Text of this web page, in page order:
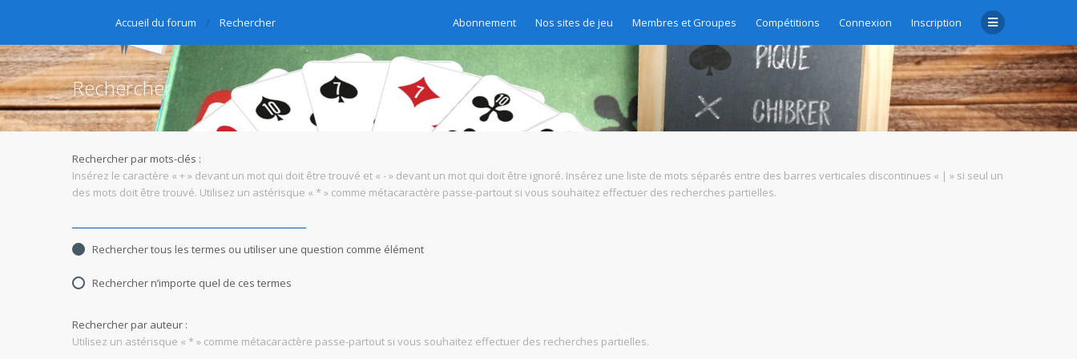
Abonnement Nos sites de jeu Membres et Groupes Compétitions Connexion Inscription
Accueil du forum Rechercher
Rechercher
Rechercher par mots-clés :
Insérez le caractère « + » devant un mot qui doit être trouvé et « - » devant un mot qui doit être ignoré. Insérez une liste de mots séparés entre des barres verticales discontinues « | » si seul un
des mots doit être trouvé. Utilisez un astérisque « * » comme métacaractère passe-partout si vous souhaitez effectuer des recherches partielles.
Rechercher tous les termes ou utiliser une question comme élément
Rechercher n’importe quel de ces termes
Rechercher par auteur :
Utilisez un astérisque « * » comme métacaractère passe-partout si vous souhaitez effectuer des recherches partielles.